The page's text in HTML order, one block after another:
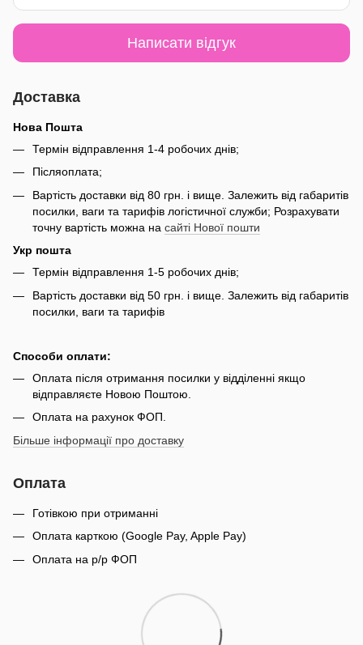
Написати відгук
Доставка
Нова Пошта
Термін відправлення 1-4 робочих днів;
Післяоплата;
Вартість доставки від 80 грн. і вище. Залежить від габаритів
посилки, ваги та тарифів логістичної служби; Розрахувати
точну вартість можна на сайті Нової пошти
Укр пошта
Термін відправлення 1-5 робочих днів;
Вартість доставки від 50 грн. і вище. Залежить від габаритів
посилки, ваги та тарифів
Способи оплати:
Оплата після отримання посилки у відділенні якщо
відправляєте Новою Поштою.
Оплата на рахунок ФОП.
Більше інформації про доставку
Оплата
Готівкою при отриманні
Оплата карткою (Google Pay, Apple Pay)
Оплата на р/р ФОП